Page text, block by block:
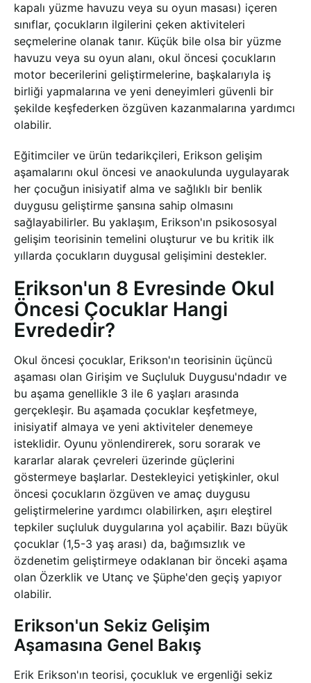
kapalı yüzme havuzu veya su oyun masası) içeren
sınıflar, çocukların ilgilerini çeken aktiviteleri
seçmelerine olanak tanır. Küçük bile olsa bir yüzme
havuzu veya su oyun alanı, okul öncesi çocukların
motor becerilerini geliştirmelerine, başkalarıyla iş
birliği yapmalarına ve yeni deneyimleri güvenli bir
şekilde keşfederken özgüven kazanmalarına yardımcı
olabilir.
Eğitimciler ve ürün tedarikçileri, Erikson gelişim
aşamalarını okul öncesi ve anaokulunda uygulayarak
her çocuğun inisiyatif alma ve sağlıklı bir benlik
duygusu geliştirme şansına sahip olmasını
sağlayabilirler. Bu yaklaşım, Erikson'ın psikososyal
gelişim teorisinin temelini oluşturur ve bu kritik ilk
yıllarda çocukların duygusal gelişimini destekler.
Erikson'un 8 Evresinde Okul
Öncesi Çocuklar Hangi
Evrededir?
Okul öncesi çocuklar, Erikson'ın teorisinin üçüncü
aşaması olan Girişim ve Suçluluk Duygusu'ndadır ve
bu aşama genellikle 3 ile 6 yaşları arasında
gerçekleşir. Bu aşamada çocuklar keşfetmeye,
inisiyatif almaya ve yeni aktiviteler denemeye
isteklidir. Oyunu yönlendirerek, soru sorarak ve
kararlar alarak çevreleri üzerinde güçlerini
göstermeye başlarlar. Destekleyici yetişkinler, okul
öncesi çocukların özgüven ve amaç duygusu
geliştirmelerine yardımcı olabilirken, aşırı eleştirel
tepkiler suçluluk duygularına yol açabilir. Bazı büyük
çocuklar (1,5-3 yaş arası) da, bağımsızlık ve
özdenetim geliştirmeye odaklanan bir önceki aşama
olan Özerklik ve Utanç ve Şüphe'den geçiş yapıyor
olabilir.
Erikson'un Sekiz Gelişim
Aşamasına Genel Bakış
Erik Erikson'ın teorisi, çocukluk ve ergenliği sekiz